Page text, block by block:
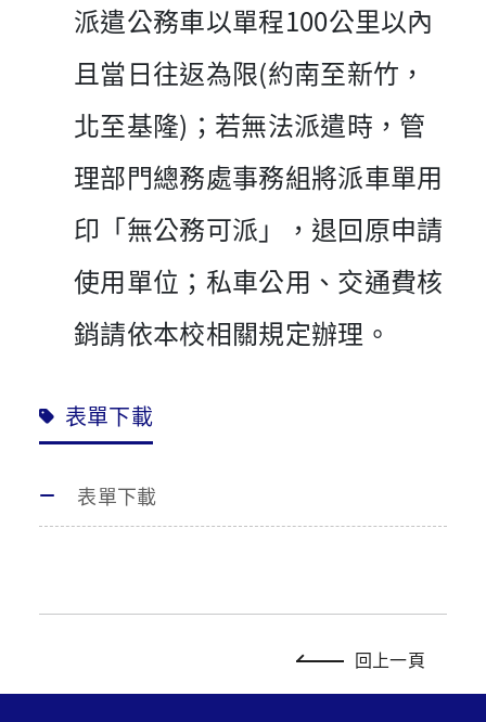
派遣公務車以單程100公里以內
且當日往返為限(約南至新竹，
北至基隆)；若無法派遣時，管
理部門總務處事務組將派車單用
印「無公務可派」，退回原申請
使用單位；私車公用、交通費核
銷請依本校相關規定辦理。
表單下載
表單下載
回上一頁